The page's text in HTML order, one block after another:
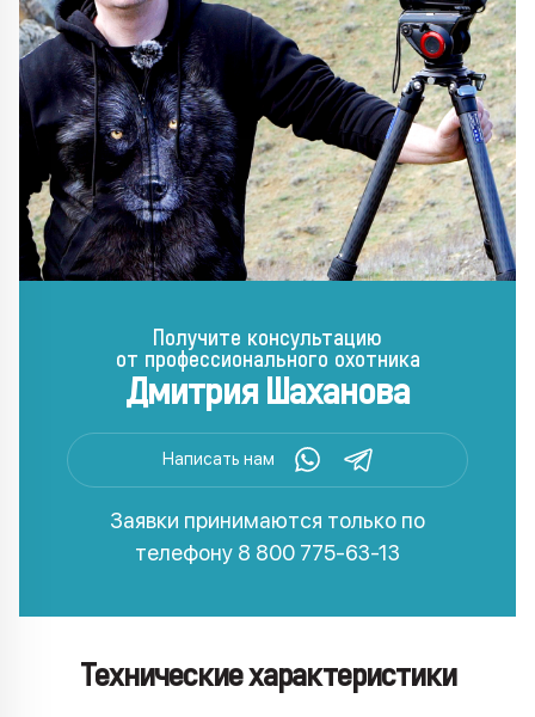
Получите консультацию
от профессионального охотника
Дмитрия Шаханова
Написать нам
Заявки принимаются только по
телефону 8 800 775-63-13
Технические характеристики